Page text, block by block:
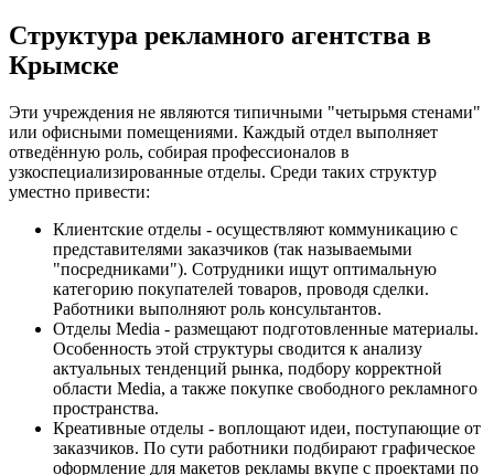
Структура рекламного агентства в
Крымске
Эти учреждения не являются типичными "четырьмя стенами"
или офисными помещениями. Каждый отдел выполняет
отведённую роль, собирая профессионалов в
узкоспециализированные отделы. Среди таких структур
уместно привести:
Клиентские отделы - осуществляют коммуникацию с
представителями заказчиков (так называемыми
"посредниками"). Сотрудники ищут оптимальную
категорию покупателей товаров, проводя сделки.
Работники выполняют роль консультантов.
Отделы Media - размещают подготовленные материалы.
Особенность этой структуры сводится к анализу
актуальных тенденций рынка, подбору корректной
области Media, а также покупке свободного рекламного
пространства.
Креативные отделы - воплощают идеи, поступающие от
заказчиков. По сути работники подбирают графическое
оформление для макетов рекламы вкупе с проектами по